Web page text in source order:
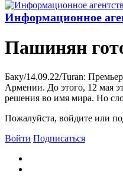
Информационное
Пашинян
Баку/14.09.22/Turan:
Армении. До этого, 12 мая
решения во имя мира. Но
Пожалуйста, войдите или
Войти Подписаться